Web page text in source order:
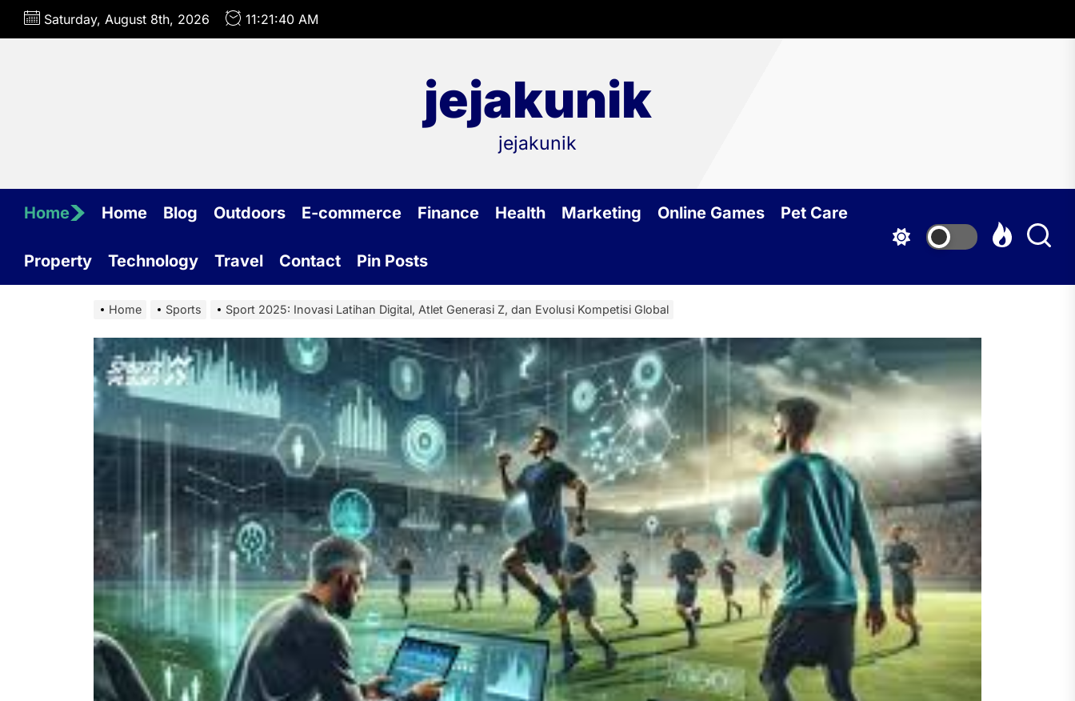
Skip
Saturday, August 8th, 2026 11:21:41 AM
jejakunik
jejakunik
Home Home Blog Outdoors E-commerce Finance Health Marketing Online Games Pet Care
Property Technology Travel Contact Pin Posts
Home Sports Sport 2025: Inovasi Latihan Digital, Atlet Generasi Z, dan Evolusi Kompetisi Global